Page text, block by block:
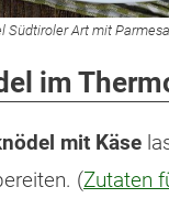
Südtiroler Art mit
im
mit Käse
(Zutaten